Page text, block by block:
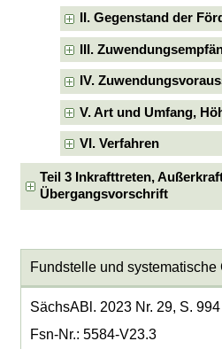
II. Gegenstand der
III.
IV.
V. Art und Umfang,
VI. Verfahren
Teil 3 Inkrafttreten,
Übergangsvorschrift
Fundstelle und
SächsABl. 2023 Nr. 29, S. 994
Fsn-Nr.: 5584-V23.3